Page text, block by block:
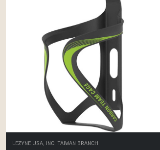
LEZYNE USA, INC. TAIWAN BRANCH